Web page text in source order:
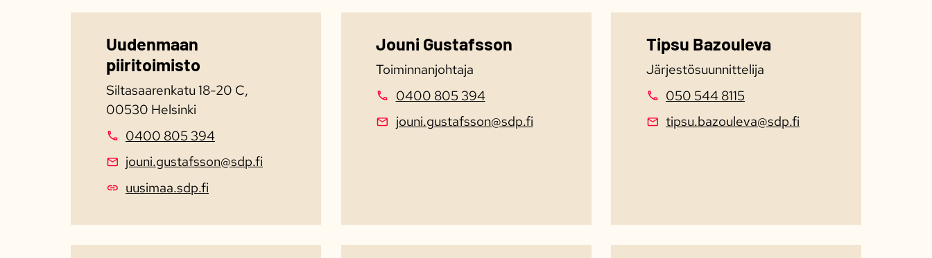
Uudenmaan
piiritoimisto
Siltasaarenkatu 18-20 C,
00530 Helsinki
0400 805 394
jouni.gustafsson@sdp.fi
uusimaa.sdp.fi
Jouni Gustafsson
Toiminnanjohtaja
0400 805 394
jouni.gustafsson@sdp.fi
Tipsu Bazouleva
Järjestösuunnittelija
050 544 8115
tipsu.bazouleva@sdp.fi